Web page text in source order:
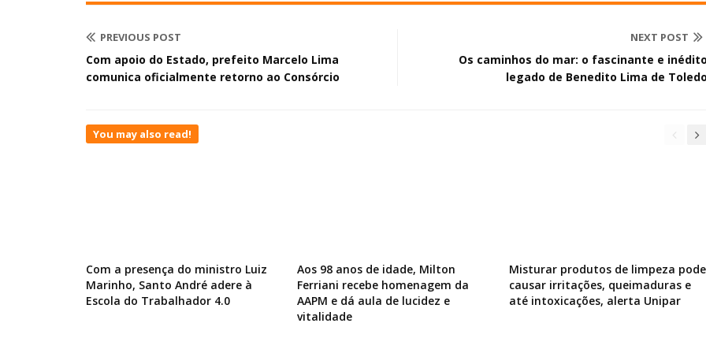
PREVIOUS POST
Com apoio do Estado, prefeito Marcelo Lima
comunica oficialmente retorno ao Consórcio
NEXT POST
Os caminhos do mar: o fascinante e
legado de Benedito Lima de
You may also read!
Com a presença do ministro Luiz
Marinho, Santo André adere à
Escola do Trabalhador 4.0
Aos 98 anos de idade, Milton
Ferriani recebe homenagem da
AAPM e dá aula de lucidez e
vitalidade
Misturar produtos de limpeza pode
causar irritações, queimaduras e
até intoxicações, alerta Unipar